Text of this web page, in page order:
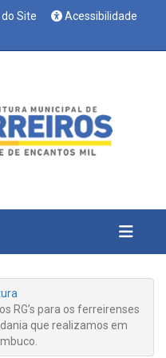
Site
Acessibilidade
RG’s para os ferreirenses
que realizamos em